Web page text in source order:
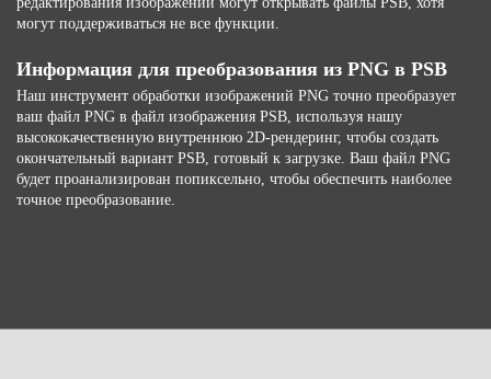
могут поддерживаться не все функции.
Информация для преобразования из PNG в PSB
Наш инструмент обработки изображений PNG точно преобразует
ваш файл PNG в файл изображения PSB, используя нашу
высококачественную внутреннюю 2D-рендеринг, чтобы создать
окончательный вариант PSB, готовый к загрузке. Ваш файл PNG
будет проанализирован попиксельно, чтобы обеспечить наиболее
точное преобразование.